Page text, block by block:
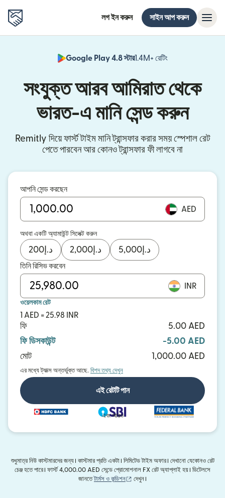
লগ ইন করুন সাইন আপ করুন
Google Play 4.8 স্টার1.4M+ রেটিং
সংযুক্ত আরব আমিরাত থেকে
ভারত-এ মানি সেন্ড করুন
Remitly দিয়ে ফার্স্ট টাইম মানি ট্রান্সফার করার সময় স্পেশাল রেট
পেতে পারবেন আর কোনও ট্রান্সফার ফী লাগবে না
আপনি সেন্ড করছেন
AED
অথবা একটি অ্যামাউন্ট সিলেক্ট করুন
د.إ 200 د.إ 2,000 د.إ 5,000
তিনি রিসিভ করবেন
INR
ওয়েলকাম রেট
1 AED = 25.98 INR
ফি
5.00 AED
ফি ডিসকাউন্ট
-5.00 AED
মোট
1,000.00 AED
এর মধ্যে ট্যাক্স অন্তর্ভুক্ত আছে. বিশদ তথ্য দেখুন
এই রেটটি পান
এবং আরও
শুধুমাত্র নিউ কাস্টমারদের জন্য। কাস্টমার প্রতি একটা। লিমিটেড টাইম অফার। দেখানো যেকোনও রেট
চেঞ্জ হতে পারে। ফার্স্ট 4,000.00 AED সেন্ডে প্রোমোশনাল FX রেট অ্যাপ্লাই হয়। ডিটেলসে
জানতেটার্মস ও কন্ডিশন (নতুন উইন্ডোতে খুলবে)
দেখুন।